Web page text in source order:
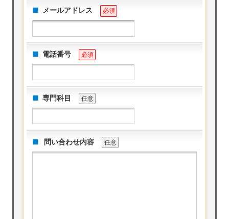
メールアドレス 必須
電話番号 必須
専門科目 任意
問い合わせ内容 任意